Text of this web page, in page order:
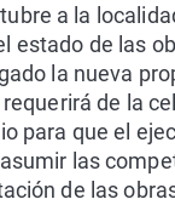
a la
estado de las
la nueva
de la
para que el
las
de las